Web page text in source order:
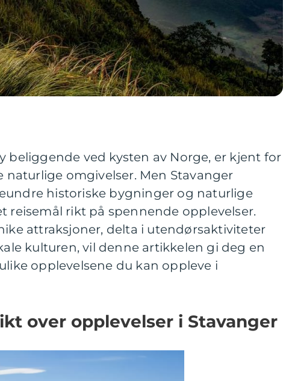
beliggende ved kysten av Norge, er kjent for
naturlige omgivelser. Men Stavanger
historiske bygninger og naturlige
reisemål rikt på spennende opplevelser.
attraksjoner, delta i utendørsaktiviteter
kulturen, vil denne artikkelen gi deg en
opplevelsene du kan oppleve i
over opplevelser i Stavanger